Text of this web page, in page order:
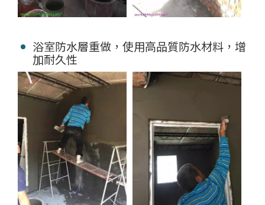
浴室防水層重做，使用高品質防水材料，增
加耐久性